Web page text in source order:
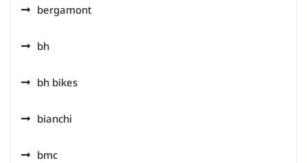
bergamont
bh
bh bikes
bianchi
bmc